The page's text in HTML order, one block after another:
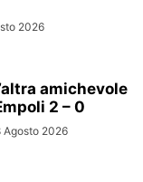
2026
amichevole
2 – 0
Agosto 2026